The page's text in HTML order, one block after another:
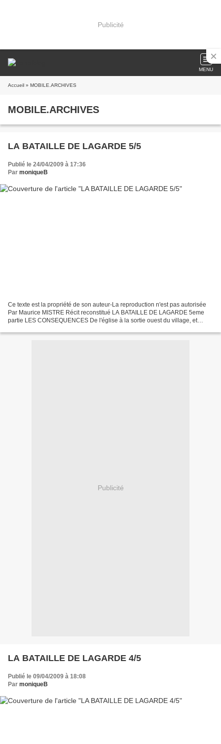
Publicité
MENU
Accueil » MOBILE.ARCHIVES
MOBILE.ARCHIVES
LA BATAILLE DE LAGARDE 5/5
Publié le 24/04/2009 à 17:36
Par moniqueB
Ce texte est la propriété de son auteur-La reproduction n'est pas autorisée
Par Maurice MISTRE Récit reconstitué LA BATAILLE DE LAGARDE 5eme
partie LES CONSEQUENCES De l'église à la sortie ouest du village, et
Publicité
LA BATAILLE DE LAGARDE 4/5
Publié le 09/04/2009 à 18:08
Par moniqueB